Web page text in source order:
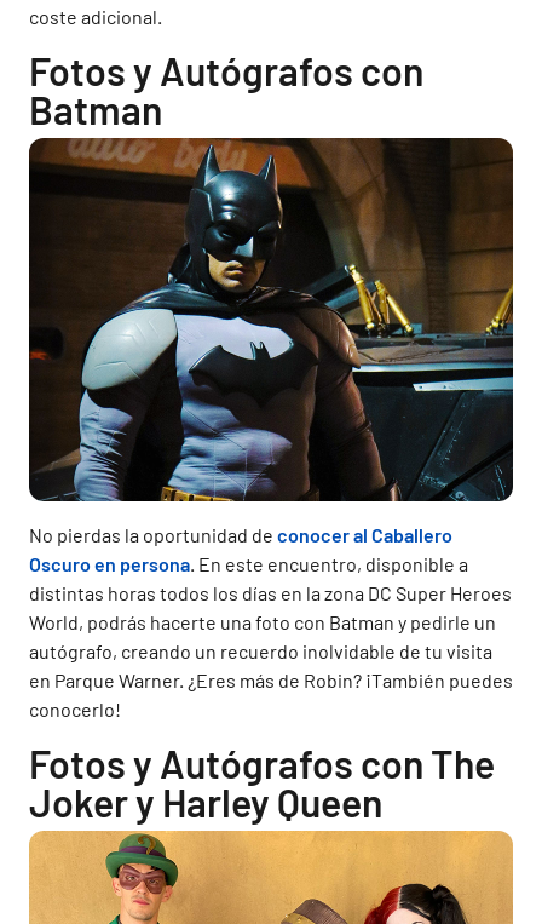
coste adicional.
Fotos y Autógrafos con
Batman
No pierdas la oportunidad de conocer al Caballero
Oscuro en persona. En este encuentro, disponible a
distintas horas todos los días en la zona DC Super Heroes
World, podrás hacerte una foto con Batman y pedirle un
autógrafo, creando un recuerdo inolvidable de tu visita
en Parque Warner. ¿Eres más de Robin? ¡También puedes
conocerlo!
Fotos y Autógrafos con The
Joker y Harley Queen